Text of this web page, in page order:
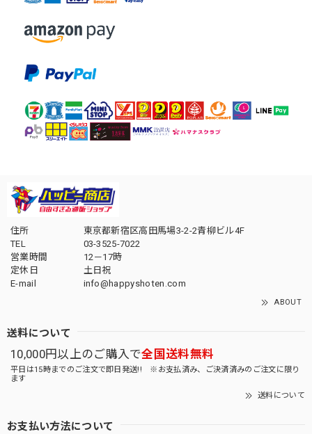
住所
東京都新宿区高田馬場3-2-2青柳ビル4F
TEL
03-3525-7022
営業時間
12－17時
定休日
土日祝
E-mail
info@happyshoten.com
ABOUT
送料について
10,000円以上のご購入で全国送料無料
平日は15時までのご注文で即日発送!! ※お支払済み、ご決済済みのご注文に限り
ます
送料について
お支払い方法について